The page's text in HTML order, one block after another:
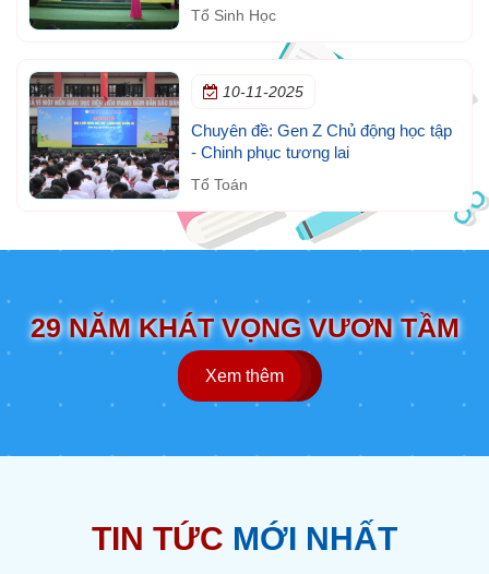
ngày thế giới phòng, chống HIV/AIDS
(1/12)
Tổ Sinh Học
10-11-2025
Chuyên đề: Gen Z Chủ động học tập
- Chinh phục tương lai
Tổ Toán
29 NĂM KHÁT VỌNG VƯƠN TẦM
Xem thêm
TIN TỨC MỚI NHẤT